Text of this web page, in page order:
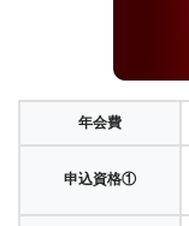
年会費
申込資格①